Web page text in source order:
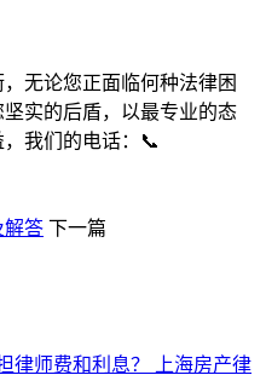
无论您正面临何种法律困
实的后盾，以最专业的态
我们的电话：📞
解答 下一篇
律师费和利息？
上海房产律